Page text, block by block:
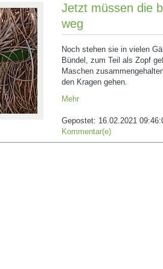
Jetzt müssen die
weg
Noch stehen sie in vielen
Bündel, zum Teil als Zopf
Maschen
den Kragen gehen.
Mehr
Gepostet: 16.02.2021
Kommentar(e)